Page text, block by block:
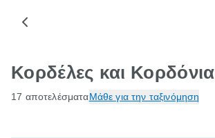
Κορδέλες και Κορδόνια
17 αποτελέσματαΜάθε για την ταξινόμηση